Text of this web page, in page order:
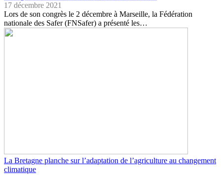
17 décembre 2021
Lors de son congrès le 2 décembre à Marseille, la Fédération
nationale des Safer (FNSafer) a présenté les…
La Bretagne planche sur l’adaptation de l’agriculture au changement
climatique